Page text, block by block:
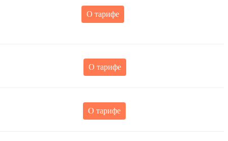
О тарифе
О тарифе
О тарифе